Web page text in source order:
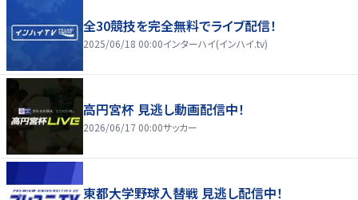
全30競技を完全無料でライブ配信！
2025/06/18 00:00インターハイ(インハイ.tv)
高円宮杯 見逃し動画配信中！
2026/06/17 00:00サッカー
東都大学野球入替戦 見逃し配信中！